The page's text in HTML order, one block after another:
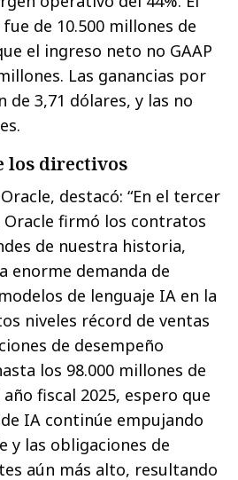
de 10.500 millones de
el ingreso neto no GAAP
Las ganancias por
de 3,71 dólares, y las no
los directivos
destacó: “En el tercer
firmó los contratos
de nuestra historia,
enorme demanda de
de lenguaje IA en la
niveles récord de ventas
de desempeño
los 98.000 millones de
fiscal 2025, espero que
IA continúe empujando
y las obligaciones de
aún más alto, resultando